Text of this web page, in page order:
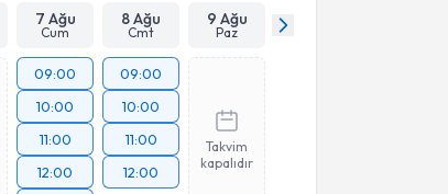
7 Ağu
Cum
8 Ağu
Cmt
9 Ağu
Paz
09:00
10:00
11:00
12:00
09:00
10:00
11:00
12:00
Takvim
kapalıdır